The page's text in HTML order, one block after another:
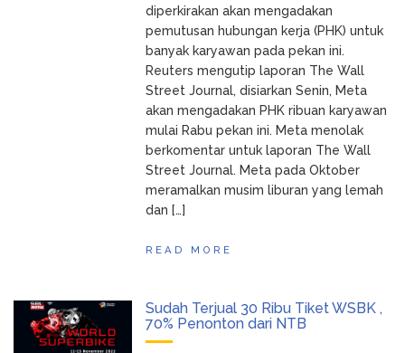
diperkirakan akan mengadakan
pemutusan hubungan kerja (PHK) untuk
banyak karyawan pada pekan ini.
Reuters mengutip laporan The Wall
Street Journal, disiarkan Senin, Meta
akan mengadakan PHK ribuan karyawan
mulai Rabu pekan ini. Meta menolak
berkomentar untuk laporan The Wall
Street Journal. Meta pada Oktober
meramalkan musim liburan yang lemah
dan […]
READ MORE
Sudah Terjual 30 Ribu Tiket WSBK ,
70% Penonton dari NTB